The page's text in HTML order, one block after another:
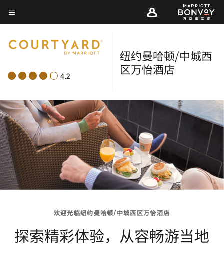
Skip
to
content
菜单文本
4.2
纽约曼哈顿/中城西
区万怡酒店
欢迎光临纽约曼哈顿/中城西区万怡酒店
探索精彩体验，从容畅游当地